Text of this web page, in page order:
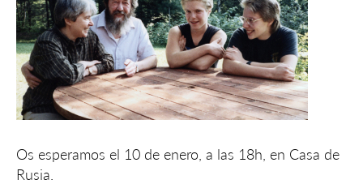
Os esperamos el 10 de enero, a las 18h, en Casa de
Rusia.